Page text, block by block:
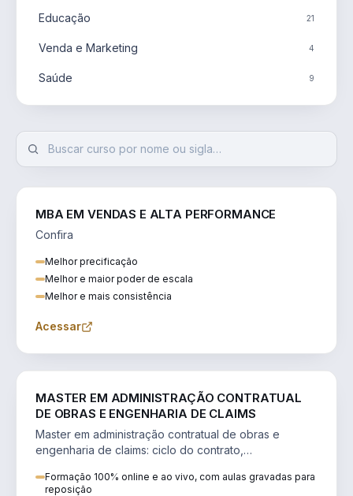
Educação 21
Venda e Marketing 4
Saúde 9
MBA EM VENDAS E ALTA PERFORMANCE
Confira
Melhor precificação
Melhor e maior poder de escala
Melhor e mais consistência
Acessar
MASTER EM ADMINISTRAÇÃO CONTRATUAL
DE OBRAS E ENGENHARIA DE CLAIMS
Master em administração contratual de obras e
engenharia de claims: ciclo do contrato,
Formação 100% online e ao vivo, com aulas gravadas para
reposição